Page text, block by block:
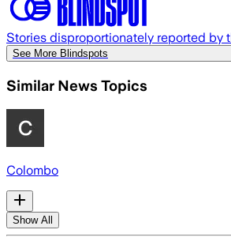
Stories disproportionately reported by
See More Blindspots
Similar News Topics
Colombo
Show All